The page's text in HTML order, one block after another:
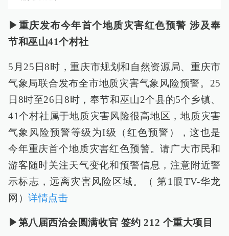
▶重庆发布今年首个地质灾害红色预警 涉及奉
节和巫山41个村社
5月25日8时，重庆市规划和自然资源局、重庆市
气象局联合发布全市地质灾害气象风险预警。25
日8时至26日8时，奉节和巫山2个县的5个乡镇、
41个村社属于地质灾害风险很高地区，地质灾害
气象风险预警等级为I级（红色预警），这也是
今年重庆首个地质灾害红色预警。请广大市民和
游客随时关注天气变化和预警信息，注意附近警
示标志，远离灾害风险区域。（ 第1眼TV-华龙
网）详情点击
▶第八届西洽会圆满收官 签约 212 个重大项目